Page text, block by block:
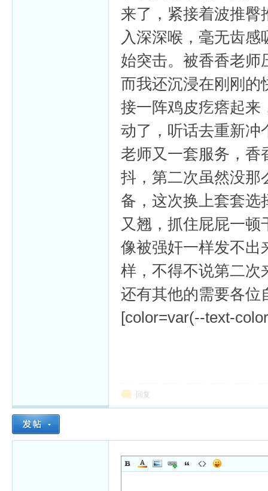
来了，紧接着波推臀
入深深喉，毫无齿
始突击。被香香老师
而我还沉浸在刚刚的
接一阵鸡皮疙瘩起来
动了，听话去重新冲
老师又一套服务，香
抖，第二次虽然没那
备，这次换上套套选
又翘，抓住屁屁一
像被强奸一样发不出
样，不得不说第二次
还有其他的需要各位
[color=var(--text-
回复